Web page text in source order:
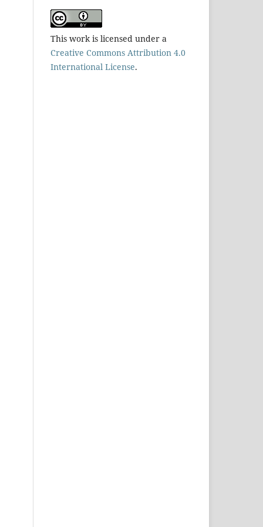
This work is licensed under a
Creative Commons Attribution 4.0
International License.